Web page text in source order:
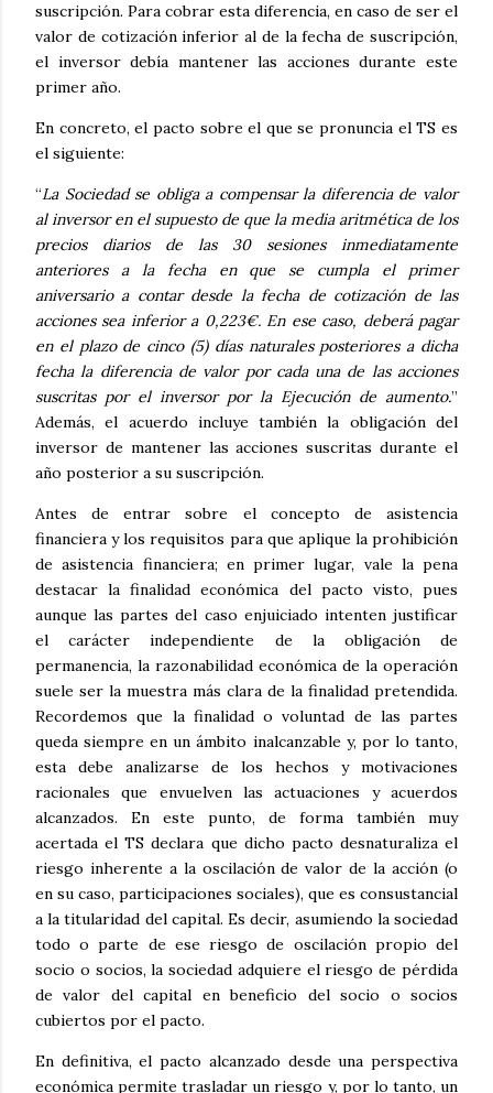
suscripción. Para cobrar esta diferencia, en caso de ser el
valor de cotización inferior al de la fecha de suscripción,
el inversor debía mantener las acciones durante este
primer año.
En concreto, el pacto sobre el que se pronuncia el TS es
el siguiente:
“La Sociedad se obliga a compensar la diferencia de valor
al inversor en el supuesto de que la media aritmética de los
precios diarios de las 30 sesiones inmediatamente
anteriores a la fecha en que se cumpla el primer
aniversario a contar desde la fecha de cotización de las
acciones sea inferior a 0,223€. En ese caso, deberá pagar
en el plazo de cinco (5) días naturales posteriores a dicha
fecha la diferencia de valor por cada una de las acciones
suscritas por el inversor por la Ejecución de aumento.”
Además, el acuerdo incluye también la obligación del
inversor de mantener las acciones suscritas durante el
año posterior a su suscripción.
Antes de entrar sobre el concepto de asistencia
financiera y los requisitos para que aplique la prohibición
de asistencia financiera; en primer lugar, vale la pena
destacar la finalidad económica del pacto visto, pues
aunque las partes del caso enjuiciado intenten justificar
el carácter independiente de la obligación de
permanencia, la razonabilidad económica de la operación
suele ser la muestra más clara de la finalidad pretendida.
Recordemos que la finalidad o voluntad de las partes
queda siempre en un ámbito inalcanzable y, por lo tanto,
esta debe analizarse de los hechos y motivaciones
racionales que envuelven las actuaciones y acuerdos
alcanzados. En este punto, de forma también muy
acertada el TS declara que dicho pacto desnaturaliza el
riesgo inherente a la oscilación de valor de la acción (o
en su caso, participaciones sociales), que es consustancial
a la titularidad del capital. Es decir, asumiendo la sociedad
todo o parte de ese riesgo de oscilación propio del
socio o socios, la sociedad adquiere el riesgo de pérdida
de valor del capital en beneficio del socio o socios
cubiertos por el pacto.
En definitiva, el pacto alcanzado desde una perspectiva
económica permite trasladar un riesgo y, por lo tanto, un